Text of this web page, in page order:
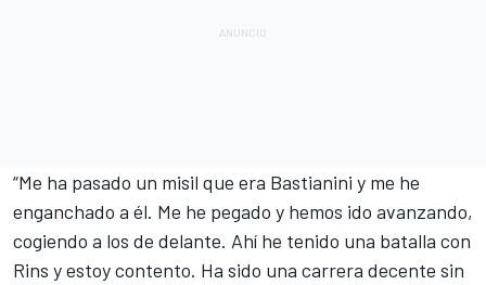
“Me ha pasado un misil que era Bastianini y me he
enganchado a él. Me he pegado y hemos ido avanzando,
cogiendo a los de delante. Ahí he tenido una batalla con
Rins y estoy contento. Ha sido una carrera decente sin